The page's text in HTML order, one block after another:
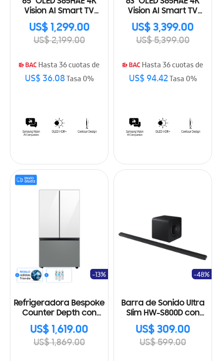
Vision AI Smart TV
(2026)
US$ 1,299.00
US$ 2,199.00
Hasta 36 cuotas de
US$ 36.08Tasa 0%
Vision AI Smart TV
(2026)
US$ 3,399.00
US$ 5,399.00
Hasta 36 cuotas de
US$ 94.42Tasa 0%
Refrigeradora Bespoke
Counter Depth con
Fabricador dual de
hielo 24 Cu.ft., 677L
RF24BB62006MAP
US$ 1,619.00
US$ 1,869.00
-13%
Barra de Sonido Ultra
Slim HW-S800D con
Subwoofer 2024
US$ 309.00
US$ 599.00
-48%